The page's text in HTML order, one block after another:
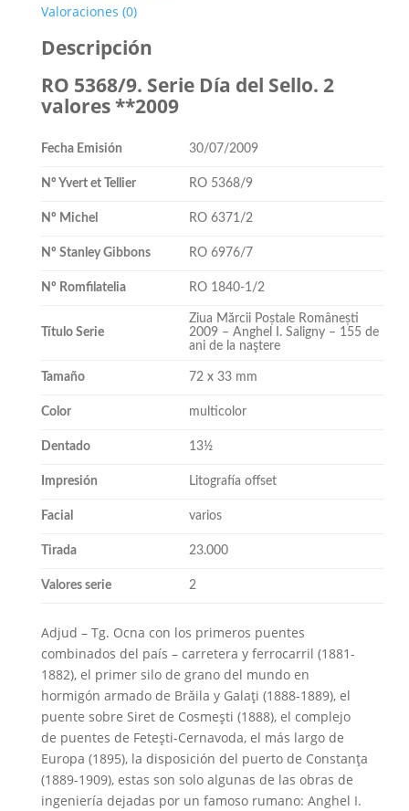
**2009
cantidad
Valoraciones (0)
Descripción
RO 5368/9. Serie Día del Sello. 2
valores **2009
Fecha Emisión 30/07/2009
Nº Yvert et Tellier RO 5368/9
Nº Michel RO 6371/2
Nº Stanley Gibbons RO 6976/7
Nº Romfilatelia RO 1840-1/2
Título Serie
Ziua Mărcii Poștale Românești
2009 – Anghel I. Saligny – 155 de
ani de la naştere
Tamaño 72 x 33 mm
Color multicolor
Dentado 13½
Impresión Litografía offset
Facial varios
Tirada 23.000
Valores serie 2
Adjud – Tg. Ocna con los primeros puentes
combinados del país – carretera y ferrocarril (1881-
1882), el primer silo de grano del mundo en
hormigón armado de Brăila y Galaţi (1888-1889), el
puente sobre Siret de Cosmeşti (1888), el complejo
de puentes de Feteşti-Cernavoda, el más largo de
Europa (1895), la disposición del puerto de Constanţa
(1889-1909), estas son solo algunas de las obras de
ingeniería dejadas por un famoso rumano: Anghel I.